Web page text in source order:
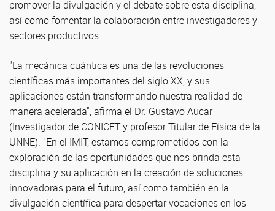
promover la divulgación y el debate sobre esta disciplina,
así como fomentar la colaboración entre investigadores y
sectores productivos.
"La mecánica cuántica es una de las revoluciones
científicas más importantes del siglo XX, y sus
aplicaciones están transformando nuestra realidad de
manera acelerada", afirma el Dr. Gustavo Aucar
(Investigador de CONICET y profesor Titular de Física de la
UNNE). "En el IMIT, estamos comprometidos con la
exploración de las oportunidades que nos brinda esta
disciplina y su aplicación en la creación de soluciones
innovadoras para el futuro, así como también en la
divulgación científica para despertar vocaciones en los